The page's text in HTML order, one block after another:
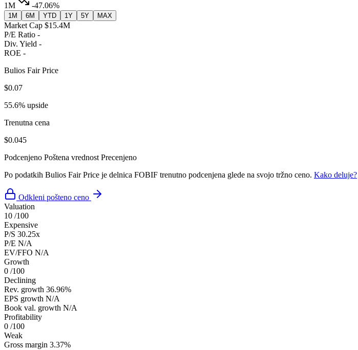
1M
-47.06%
1M 6M YTD 1Y 5Y MAX
Market Cap $15.4M
P/E Ratio -
Div. Yield -
ROE -
Bulios Fair Price
$0.07
55.6% upside
Trenutna cena
$0.045
Podcenjeno Poštena vrednost Precenjeno
Po podatkih Bulios Fair Price je delnica FOBIF trenutno podcenjena glede na svojo tržno ceno. Kako deluje?
Odkleni pošteno ceno
Valuation
10 /100
Expensive
P/S 30.25x
P/E N/A
EV/FFO N/A
Growth
0 /100
Declining
Rev. growth 36.96%
EPS growth N/A
Book val. growth N/A
Profitability
0 /100
Weak
Gross margin 3.37%